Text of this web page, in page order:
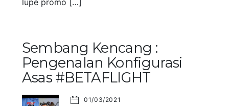
Sembang Kencang :
Pengenalan Konfigurasi
Asas #BETAFLIGHT
01/03/2021